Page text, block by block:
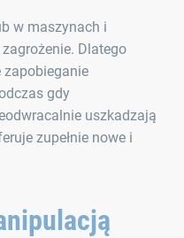
w maszynach i
Dlatego
zapobieganie
gdy
uszkadzają
zupełnie nowe i